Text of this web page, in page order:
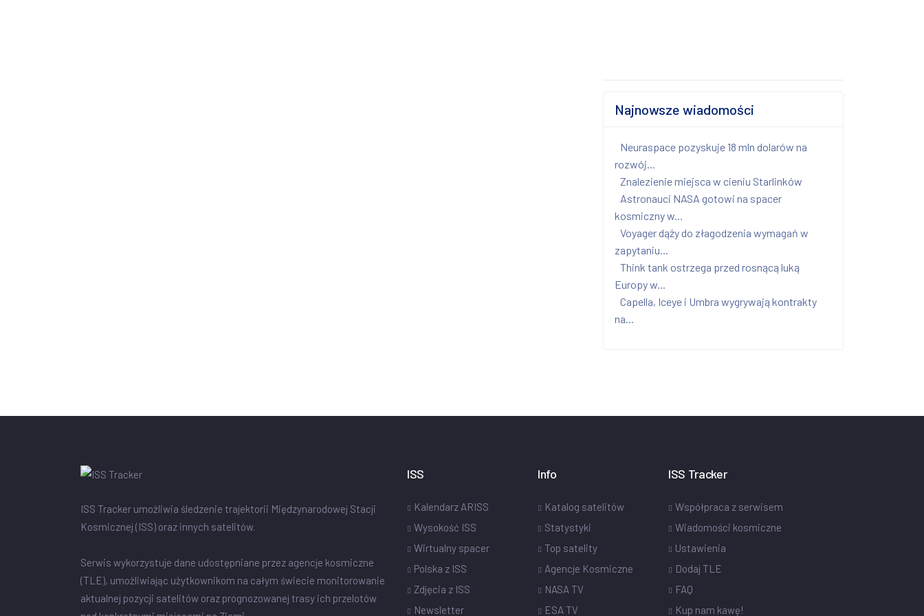
Najnowsze wiadomości
Neuraspace pozyskuje 18 mln dolarów na
rozwój...
Znalezienie miejsca w cieniu Starlinków
Astronauci NASA gotowi na spacer
kosmiczny w...
Voyager dąży do złagodzenia wymagań w
zapytaniu...
Think tank ostrzega przed rosnącą luką
Europy w...
Capella, Iceye i Umbra wygrywają kontrakty
na...
ISS Tracker umożliwia śledzenie trajektorii Międzynarodowej Stacji
Kosmicznej (ISS) oraz innych satelitów.
Serwis wykorzystuje dane udostępniane przez agencje kosmiczne
(TLE), umożliwiając użytkownikom na całym świecie monitorowanie
aktualnej pozycji satelitów oraz prognozowanej trasy ich przelotów
ISS
Kalendarz ARISS
Wysokość ISS
Wirtualny spacer
Polska z ISS
Zdjęcia z ISS
Newsletter
Info
Katalog satelitów
Statystyki
Top satelity
Agencje Kosmiczne
NASA TV
ESA TV
ISS Tracker
Współpraca z serwisem
Wiadomości kosmiczne
Ustawienia
Dodaj TLE
FAQ
Kup nam kawę!